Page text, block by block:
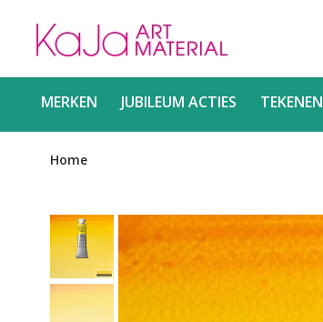
MERKEN JUBILEUM ACTIES TEKENEN
Home